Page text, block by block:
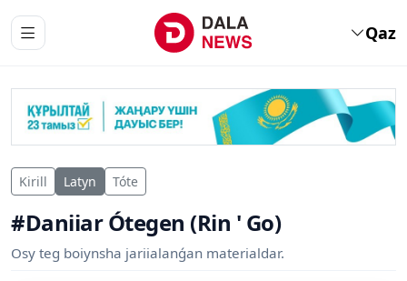
Qaz
Kirill Latyn Tóte
#Daniiar Ótegen (Rin ' Go)
Osy teg boiynsha jariialanǵan materialdar.